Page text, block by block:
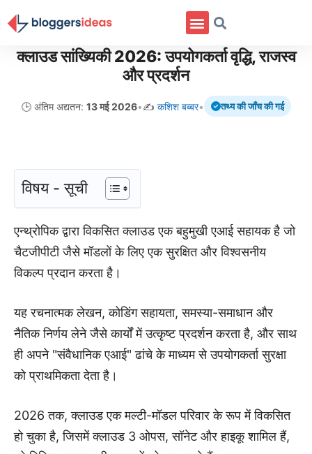
क्लाउड सांख्यिकी 2026: उपयोगकर्ता वृद्धि, राजस्व
और प्रदर्शन
🕒 अंतिम अद्यतन: 13 मई 2026•✍️ कशिश बब्बर• तथ्य की जाँच की गई
विषय - सूची
एन्थ्रोपिक द्वारा विकसित क्लाउड एक बहुमुखी एआई सहायक है जो
चैटजीपीटी जैसे मॉडलों के लिए एक सुरक्षित और विश्वसनीय
विकल्प प्रदान करता है।
यह रचनात्मक लेखन, कोडिंग सहायता, समस्या-समाधान और
नैतिक निर्णय लेने जैसे कार्यों में उत्कृष्ट प्रदर्शन करता है, और साथ
ही अपने "संवैधानिक एआई" ढांचे के माध्यम से उपयोगकर्ता सुरक्षा
को प्राथमिकता देता है।
2026 तक, क्लाउड एक मल्टी-मॉडल परिवार के रूप में विकसित
हो चुका है, जिसमें क्लाउड 3 ओपस, सॉनेट और हाइकू शामिल हैं,